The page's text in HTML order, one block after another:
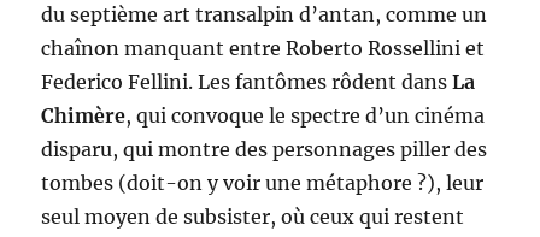
du septième art transalpin d’antan, comme un
chaînon manquant entre Roberto Rossellini et
Federico Fellini. Les fantômes rôdent dansLa
Chimère, qui convoque le spectre d’un cinéma
disparu, qui montre des personnages piller des
tombes (doit-on y voir une métaphore ?), leur
seul moyen de subsister, où ceux qui restent